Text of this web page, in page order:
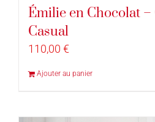
Émilie en Chocolat –
Casual
110,00 €
Ajouter au panier